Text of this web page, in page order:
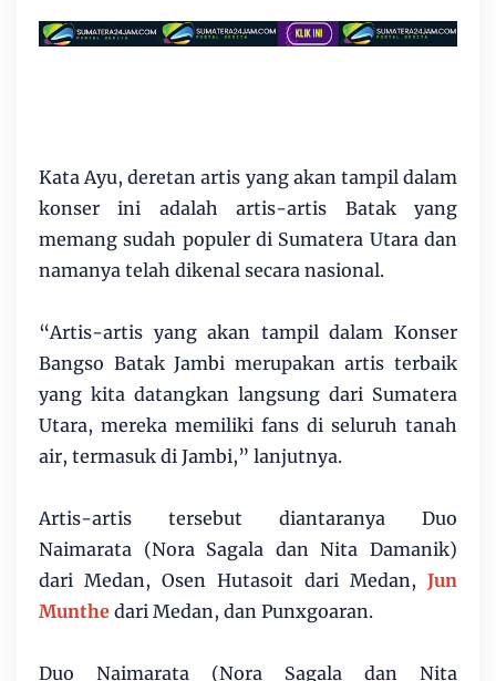
Kata Ayu, deretan artis yang akan tampil dalam
konser ini adalah artis-artis Batak yang
memang sudah populer di Sumatera Utara dan
namanya telah dikenal secara nasional.
“Artis-artis yang akan tampil dalam Konser
Bangso Batak Jambi merupakan artis terbaik
yang kita datangkan langsung dari Sumatera
Utara, mereka memiliki fans di seluruh tanah
air, termasuk di Jambi,” lanjutnya.
Artis-artis tersebut diantaranya Duo
Naimarata (Nora Sagala dan Nita Damanik)
dari Medan, Osen Hutasoit dari Medan, Jun
Munthe dari Medan, dan Punxgoaran.
Duo Naimarata (Nora Sagala dan Nita